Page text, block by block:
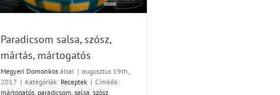
Paradicsom salsa, szósz,
mártás, mártogatós
Megyeri Domonkos által | augusztus 19th,
2017 | Kategóriák: Receptek | Címkék:
mártogatós, paradicsom, salsa, szósz